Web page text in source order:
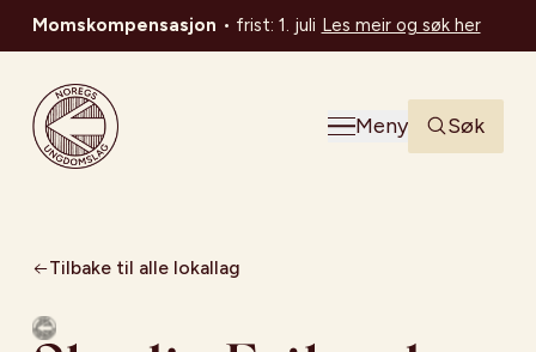
Momskompensasjon • frist: 1. juli Les meir og søk her
Noregs Ungdomslag
Meny
Søk
Tilbake til alle lokallag